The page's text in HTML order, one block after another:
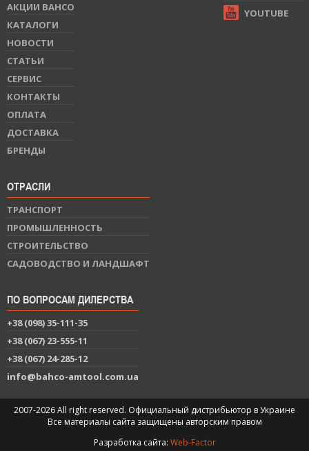
АКЦИИ BAHCO
КАТАЛОГИ
НОВОСТИ
СТАТЬИ
СЕРВИС
КОНТАКТЫ
ОПЛАТА
ДОСТАВКА
БРЕНДЫ
ОТРАСЛИ
ТРАНСПОРТ
ПРОМЫШЛЕННОСТЬ
СТРОИТЕЛЬСТВО
САДОВОДСТВО И ЛАНДШАФТ
ПО ВОПРОСАМ ДИЛЕРСТВА
+38 (098) 35-111-35
+38 (067) 23-555-11
+38 (067) 24-285-12
info@bahco-amtool.com.ua
YOUTUBE
2007-2026 All right reserved. Официальный дистрибьютор в Украине
Все материалы сайта защищены авторским правом
Разработка сайта: Web-Factor